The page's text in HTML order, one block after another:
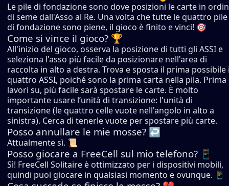
Le pile di fondazione sono dove posizioni le carte in
di seme dall'Asso al Re. Una volta che tutte le quattro pile
di fondazione sono piene, il gioco è finito e vinci! 🎯
Come si vince il gioco? 🏆
All'inizio del gioco, osserva la posizione di tutti gli ASSI e
seleziona l'asso più facile da posizionare nell'area di
raccolta in alto a destra. Trova e sposta il prima possibile
quattro ASSI, poiché sono la prima carta nella pila. Prima
lavori su, più facile sarà spostare le carte. È molto
importante usare l’unità di transizione: l'unità di
transizione (le quattro celle vuote nell'angolo in alto a
sinistra). Cerca di tenerle vuote per spostare più carte.
Posso annullare le mie mosse? ↩️
Attualmente sì. 📜
Posso giocare a FreeCell sul mio telefono? 📱
Sì! FreeCell Solitaire è ottimizzato per i dispositivi mobili,
quindi puoi giocare in qualsiasi momento e ovunque. 📱